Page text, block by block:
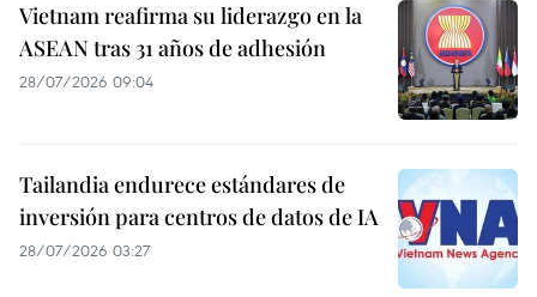
Vietnam reafirma su liderazgo en la
ASEAN tras 31 años de adhesión
28/07/2026 09:04
Tailandia endurece estándares de
inversión para centros de datos de IA
28/07/2026 03:27